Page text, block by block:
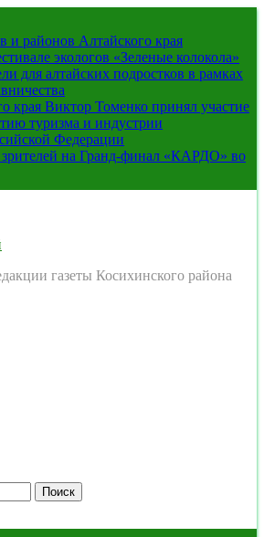
и районов Алтайского края
экологов «Зеленые колокола»
для алтайских подростков в рамках
края Виктор Томенко принял участие
туризма и индустрии
Федерации
зрителей на Гранд-финал «КАРДО» во
газеты Косихинского района